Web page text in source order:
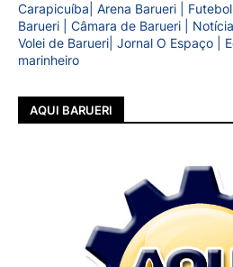
Carapicuíba| Arena Barueri |
Barueri | Câmara de Barueri |
Volei de Barueri| Jornal O Espaço |
marinheiro
AQUI BARUERI